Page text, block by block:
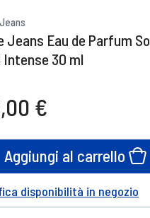
Jeans Eau de Parfum So
Intense 30 ml
€
Aggiungi al carrello
disponibilità in negozio